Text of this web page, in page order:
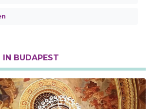
IN BUDAPEST